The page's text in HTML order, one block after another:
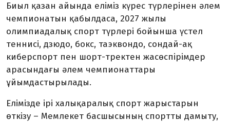
Биыл қазан айында еліміз күрес түрлерінен әлем
чемпионатын қабылдаса, 2027 жылы
олимпиадалық спорт түрлері бойынша үстел
теннисі, дзюдо, бокс, таэквондо, сондай-ақ
киберспорт пен шорт-тректен жасөспірімдер
арасындағы әлем чемпионаттары
ұйымдастырылады.
Елімізде ірі халықаралық спорт жарыстарын
өткізу – Мемлекет басшысының спортты дамыту,